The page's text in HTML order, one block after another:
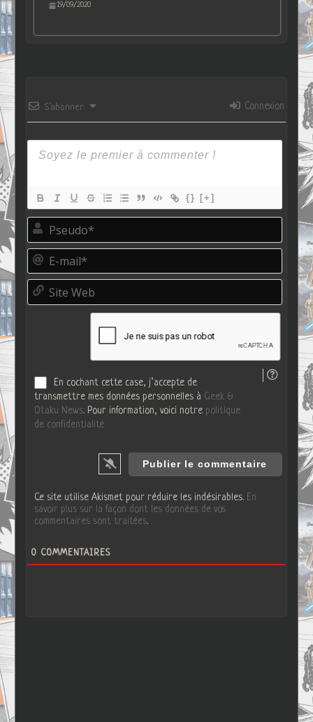
19/09/2020
S’abonner Connexion
{} [+]
P
e
d
o
E
m
i
S
t
En cochant cette case, j’accepte de
transmettre mes données personnelles à Geek &
Otaku News. Pour information, voici notre politique
de confidentialité
Ce site utilise Akismet pour réduire les indésirables. En
savoir plus sur la façon dont les données de vos
commentaires sont traitées.
0 COMMENTAIRES